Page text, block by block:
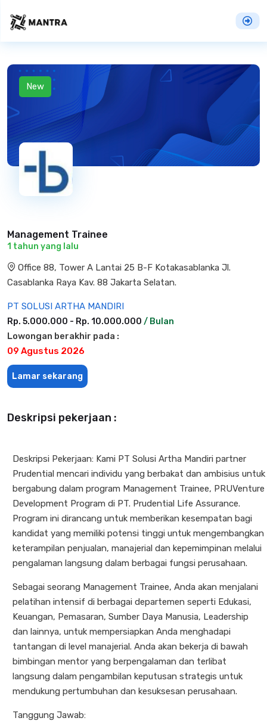
New
Management Trainee
1 tahun yang lalu
Office 88, Tower A Lantai 25 B-F Kotakasablanka Jl.
Casablanka Raya Kav. 88 Jakarta Selatan.
PT SOLUSI ARTHA MANDIRI
Rp. 5.000.000 - Rp. 10.000.000 / Bulan
Lowongan berakhir pada :
09 Agustus 2026
Lamar sekarang
Deskripsi pekerjaan :
Deskripsi Pekerjaan: Kami PT Solusi Artha Mandiri partner
Prudential mencari individu yang berbakat dan ambisius untuk
bergabung dalam program Management Trainee, PRUVenture
Development Program di PT. Prudential Life Assurance.
Program ini dirancang untuk memberikan kesempatan bagi
kandidat yang memiliki potensi tinggi untuk mengembangkan
keterampilan penjualan, manajerial dan kepemimpinan melalui
pengalaman langsung dalam berbagai fungsi perusahaan.
Sebagai seorang Management Trainee, Anda akan menjalani
pelatihan intensif di berbagai departemen seperti Edukasi,
Keuangan, Pemasaran, Sumber Daya Manusia, Leadership
dan lainnya, untuk mempersiapkan Anda menghadapi
tantangan di level manajerial. Anda akan bekerja di bawah
bimbingan mentor yang berpengalaman dan terlibat
langsung dalam pengambilan keputusan strategis untuk
mendukung pertumbuhan dan kesuksesan perusahaan.
Tanggung Jawab: